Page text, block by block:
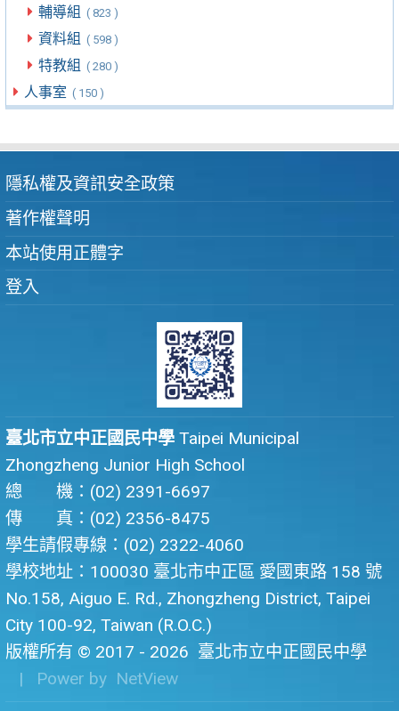
輔導組 ( 823 )
資料組 ( 598 )
特教組 ( 280 )
人事室 ( 150 )
隱私權及資訊安全政策
著作權聲明
本站使用正體字
登入
臺北市立中正國民中學 Taipei Municipal
Zhongzheng Junior High School
總 機：(02) 2391-6697
傳 真：(02) 2356-8475
學生請假專線：(02) 2322-4060
學校地址：100030 臺北市中正區 愛國東路 158 號
No.158, Aiguo E. Rd., Zhongzheng District, Taipei
City 100-92, Taiwan (R.O.C.)
版權所有 © 2017 - 2026 臺北市立中正國民中學
| Power by NetView